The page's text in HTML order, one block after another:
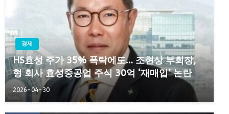
경제
HS효성 주가 35% 폭락에도… 조현상 부회장,
형 회사 효성중공업 주식 30억 ‘재매입’ 논란
2026-04-30